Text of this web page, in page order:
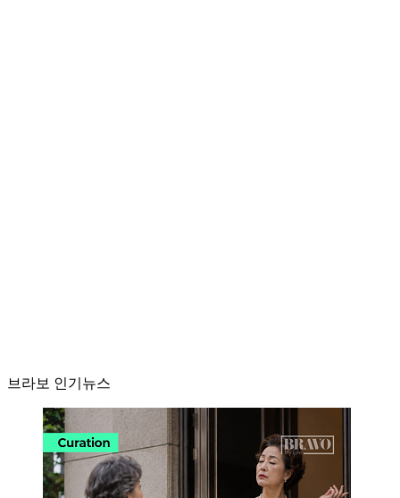
브라보 인기뉴스